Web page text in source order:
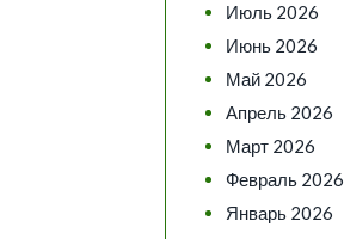
Июль 2026
Июнь 2026
Май 2026
Апрель 2026
Март 2026
Февраль 2026
Январь 2026